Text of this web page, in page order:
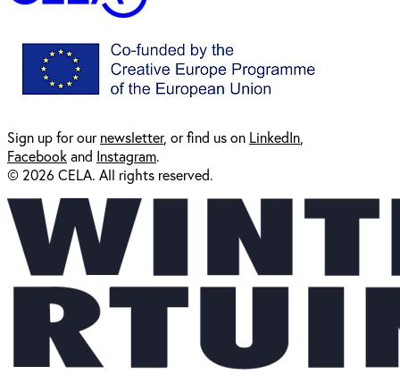
Sign up for ournewsletter, or find us on LinkedIn
Facebookand Instagram.
© 2026 CELA. All rights reserved.